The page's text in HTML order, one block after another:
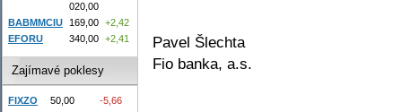
Pavel Šlechta
Fio banka, a.s.
020,00
BABMMCIU 169,00 +2,42
EFORU
340,00 +2,41
Zajímavé poklesy
FIXZO 50,00
-5,66